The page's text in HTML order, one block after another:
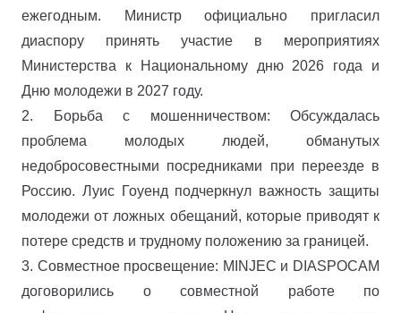
ежегодным. Министр официально пригласил
диаспору принять участие в мероприятиях
Министерства к Национальному дню 2026 года и
Дню молодежи в 2027 году.
2. Борьба с мошенничеством: Обсуждалась
проблема молодых людей, обманутых
недобросовестными посредниками при переезде в
Россию. Луис Гоуенд подчеркнул важность защиты
молодежи от ложных обещаний, которые приводят к
потере средств и трудному положению за границей.
3. Совместное просвещение: MINJEC и DIASPOCAM
договорились о совместной работе по